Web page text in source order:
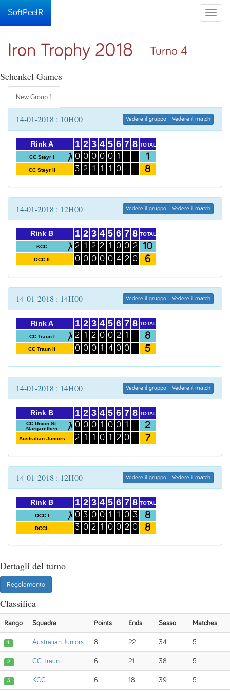
Toggle
SoftPeelR
Iron Trophy 2018 Turno 4
Schenkel Games
New Group 1
14-01-2018 : 10H00 Vedere il gruppo Vedere il match
Rink A
CC Steyr I
CC Steyr II
1
0
3
2
0
2
3
0
1
4
0
1
5
0
1
6
1
0
7 8 TOTAL
1
8
14-01-2018 : 12H00 Vedere il gruppo Vedere il match
Rink B
KCC
OCC II
1
2
0
2
1
0
3
2
0
4
2
0
5
1
0
6
0
4
7
0
2
8
2
0
TOTAL
10
6
14-01-2018 : 14H00 Vedere il gruppo Vedere il match
Rink A
CC Traun I
CC Traun II
1
2
0
2
1
0
3
2
0
4
0
1
5
0
4
6
2
0
7
1
0
8 TOTAL
8
5
14-01-2018 : 14H00 Vedere il gruppo Vedere il match
Rink B
CC Union St.
Margarethen
Australian Juniors
1
0
2
2
0
1
3
0
1
4
1
0
5
0
1
6
0
2
7
1
0
8 TOTAL
2
7
14-01-2018 : 12H00 Vedere il gruppo Vedere il match
Rink B
OCC I
DCCL
1
0
3
2
3
0
3
0
2
4
0
1
5
1
0
6
1
0
7
0
2
8
3
0
TOTAL
8
8
Dettagli del turno
Regolamento
Classifica
Rango Squadra Points Ends Sasso Matches
1 Australian Juniors 8 22 34 5
2 CC Traun I 6 21 38 5
3 KCC 6 18 39 5